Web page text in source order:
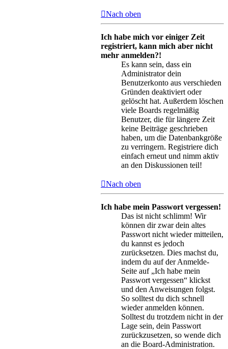
Nach oben
Ich habe mich vor einiger Zeit
registriert, kann mich aber nicht
mehr anmelden?!
Es kann sein, dass ein
Administrator dein
Benutzerkonto aus verschieden
Gründen deaktiviert oder
gelöscht hat. Außerdem löschen
viele Boards regelmäßig
Benutzer, die für längere Zeit
keine Beiträge geschrieben
haben, um die Datenbankgröße
zu verringern. Registriere dich
einfach erneut und nimm aktiv
an den Diskussionen teil!
Nach oben
Ich habe mein Passwort vergessen!
Das ist nicht schlimm! Wir
können dir zwar dein altes
Passwort nicht wieder mitteilen,
du kannst es jedoch
zurücksetzen. Dies machst du,
indem du auf der Anmelde-
Seite auf „Ich habe mein
Passwort vergessen“ klickst
und den Anweisungen folgst.
So solltest du dich schnell
wieder anmelden können.
Solltest du trotzdem nicht in der
Lage sein, dein Passwort
zurückzusetzen, so wende dich
an die Board-Administration.